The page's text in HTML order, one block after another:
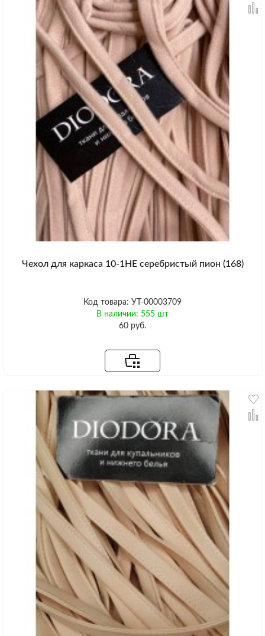
Чехол для каркаса 10-1HE серебристый пион (168)
Код товара: УТ-00003709
В наличии: 555 шт
60 руб.